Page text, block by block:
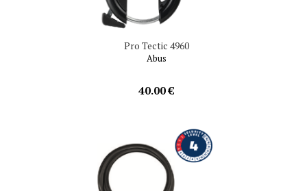
Pro Tectic 4960
Abus
40.00 €